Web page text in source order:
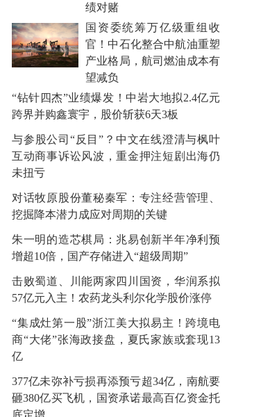
绩对赌
国资委统筹万亿级重组收
官！中石化整合中航油重塑
产业格局，航司燃油成本有
望减负
“钻针四杰”业绩爆发！中岩大地拟2.4亿元
跨界并购鑫寰宇，股价斩获6天3板
与参股公司“反目”？中文在线澄清与枫叶
互动商事诉讼风波，重金押注短剧出海仍
未扭亏
对话牧原股份董秘秦军：专注经营管理、
挖掘降本潜力成应对周期的关键
朱一明的造芯棋局：兆易创新半年净利预
增超10倍，国产存储进入“超级周期”
击败蜀道、川能两家四川国资，华润系拟
57亿元入主！农药龙头利尔化学股价涨停
“集成灶第一股”浙江美大拟易主！跨境电
商“大佬”张海政接盘，夏氏家族或套现13
亿
377亿未弥补亏损再添预亏超34亿，南航要
砸380亿买飞机，国资承诺最高百亿资金托
底定增